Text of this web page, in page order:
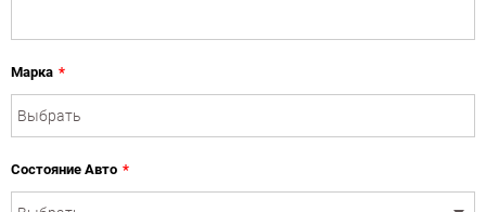
Марка *
Состояние Авто *